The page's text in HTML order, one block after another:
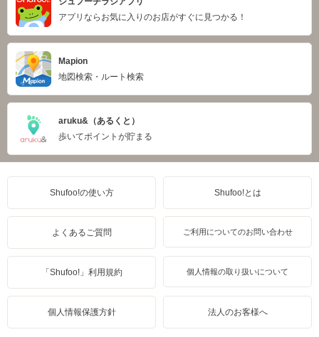
アプリならお気に入りのお店がすぐに見つかる！
Mapion
地図検索・ルート検索
aruku&（あるくと）
歩いてポイントが貯まる
Shufoo!の使い方 Shufoo!とは
よくあるご質問 ご利用についてのお問い合わせ
「Shufoo!」利用規約 個人情報の取り扱いについて
個人情報保護方針 法人のお客様へ